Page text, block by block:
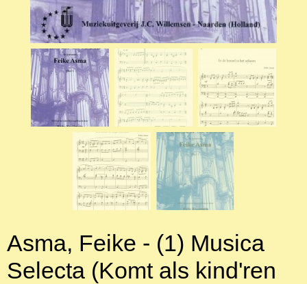
Asma, Feike - (1) Musica
Selecta (Komt als kind'ren